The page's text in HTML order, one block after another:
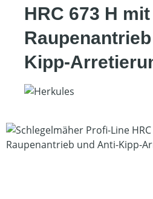
HRC 673 H mit
Kipp-
Bildergalerie überspringen